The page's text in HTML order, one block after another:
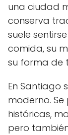
una ciudad
conserva
suele
comida, su
su forma de
En Santiago
moderno.
históricas,
pero